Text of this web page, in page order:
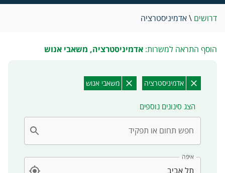
דרושים \אדמיניסטרציה
הוסף התראה למשרות: אדמיניסטרציה, משאבי אנוש
אדמיניסטרציה משאבי אנוש
הצג סינונים נוספים
חפש תחום או תפקיד
איפה